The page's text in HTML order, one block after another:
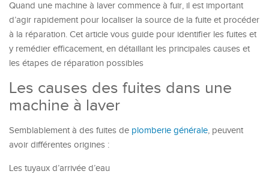
Quand une machine à laver commence à fuir, il est important
d’agir rapidement pour localiser la source de la fuite et procéder
à la réparation. Cet article vous guide pour identifier les fuites et
y remédier efficacement, en détaillant les principales causes et
les étapes de réparation possibles
Les causes des fuites dans une
machine à laver
Semblablement à des fuites de plomberie générale, peuvent
avoir différentes origines :
Les tuyaux d’arrivée d’eau